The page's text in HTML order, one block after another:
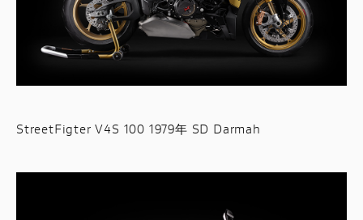
StreetFigter V4S 100 1979年 SD Darmah